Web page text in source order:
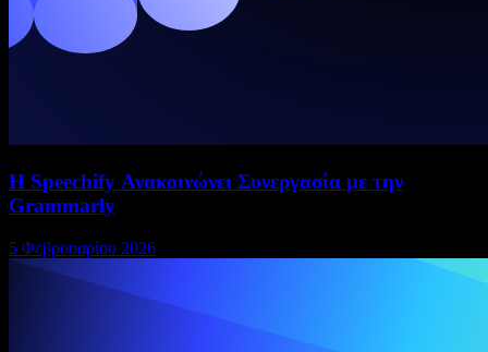
Η Speechify Ανακοινώνει Συνεργασία με την
Grammarly
5 Φεβρουαρίου 2026